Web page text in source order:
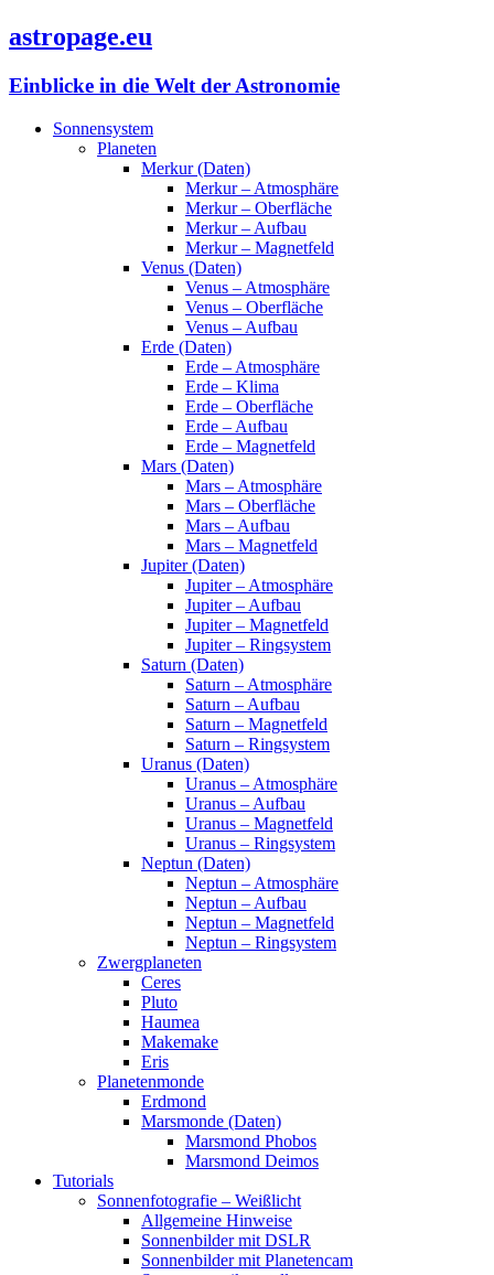
astropage.eu
Einblicke in die Welt der Astronomie
Sonnensystem
Planeten
Merkur (Daten)
Merkur – Atmosphäre
Merkur – Oberfläche
Merkur – Aufbau
Merkur – Magnetfeld
Venus (Daten)
Venus – Atmosphäre
Venus – Oberfläche
Venus – Aufbau
Erde (Daten)
Erde – Atmosphäre
Erde – Klima
Erde – Oberfläche
Erde – Aufbau
Erde – Magnetfeld
Mars (Daten)
Mars – Atmosphäre
Mars – Oberfläche
Mars – Aufbau
Mars – Magnetfeld
Jupiter (Daten)
Jupiter – Atmosphäre
Jupiter – Aufbau
Jupiter – Magnetfeld
Jupiter – Ringsystem
Saturn (Daten)
Saturn – Atmosphäre
Saturn – Aufbau
Saturn – Magnetfeld
Saturn – Ringsystem
Uranus (Daten)
Uranus – Atmosphäre
Uranus – Aufbau
Uranus – Magnetfeld
Uranus – Ringsystem
Neptun (Daten)
Neptun – Atmosphäre
Neptun – Aufbau
Neptun – Magnetfeld
Neptun – Ringsystem
Zwergplaneten
Ceres
Pluto
Haumea
Makemake
Eris
Planetenmonde
Erdmond
Marsmonde (Daten)
Marsmond Phobos
Marsmond Deimos
Tutorials
Sonnenfotografie – Weißlicht
Allgemeine Hinweise
Sonnenbilder mit DSLR
Sonnenbilder mit Planetencam